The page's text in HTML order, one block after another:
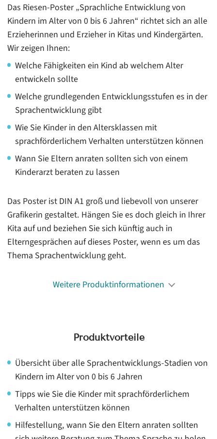
Das Riesen-Poster „Sprachliche Entwicklung von
Kindern im Alter von 0 bis 6 Jahren“ richtet sich an alle
Erzieherinnen und Erzieher in Kitas und Kindergärten.
Wir zeigen Ihnen:
Welche Fähigkeiten ein Kind ab welchem Alter
entwickeln sollte
Welche grundlegenden Entwicklungsstufen es in der
Sprachentwicklung gibt
Wie Sie Kinder in den Altersklassen mit
sprachförderlichem Verhalten unterstützen können
Wann Sie Eltern anraten sollten sich von einem
Kinderarzt beraten zu lassen
Das Poster ist DIN A1 groß und liebevoll von unserer
Grafikerin gestaltet. Hängen Sie es doch gleich in Ihrer
Kita auf und beziehen Sie sich künftig auch in
Elterngesprächen auf dieses Poster, wenn es um das
Thema Sprachentwicklung geht.
Weitere Produktinformationen
Produktvorteile
Übersicht über alle Sprachentwicklungs-Stadien von
Kindern im Alter von 0 bis 6 Jahren
Tipps wie Sie die Kinder mit sprachförderlichem
Verhalten unterstützen können
Hilfestellung, wann Sie den Eltern anraten sollten